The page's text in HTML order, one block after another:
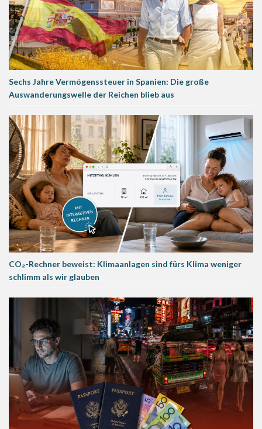
Sechs Jahre Vermögenssteuer in Spanien: Die große
Auswanderungswelle der Reichen blieb aus
CO₂-Rechner beweist: Klimaanlagen sind fürs Klima weniger
schlimm als wir glauben